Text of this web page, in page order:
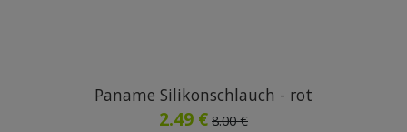
Paname Silikonschlauch - rot
2.49 € 8.00 €